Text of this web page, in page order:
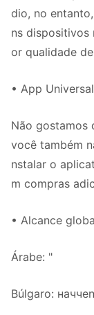
dio, no
ns dispositivos
or qualidade
• App Universal
Não gostamos
você também
nstalar o
m compras
• Alcance
Árabe: "
Búlgaro: